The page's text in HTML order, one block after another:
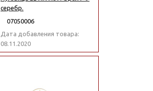
серебр.
07050006
Дата добавления товара:
08.11.2020